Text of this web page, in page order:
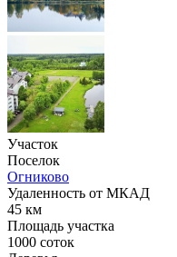
Участок
Поселок
Огниково
Удаленность от МКАД
45 км
Площадь участка
1000 соток